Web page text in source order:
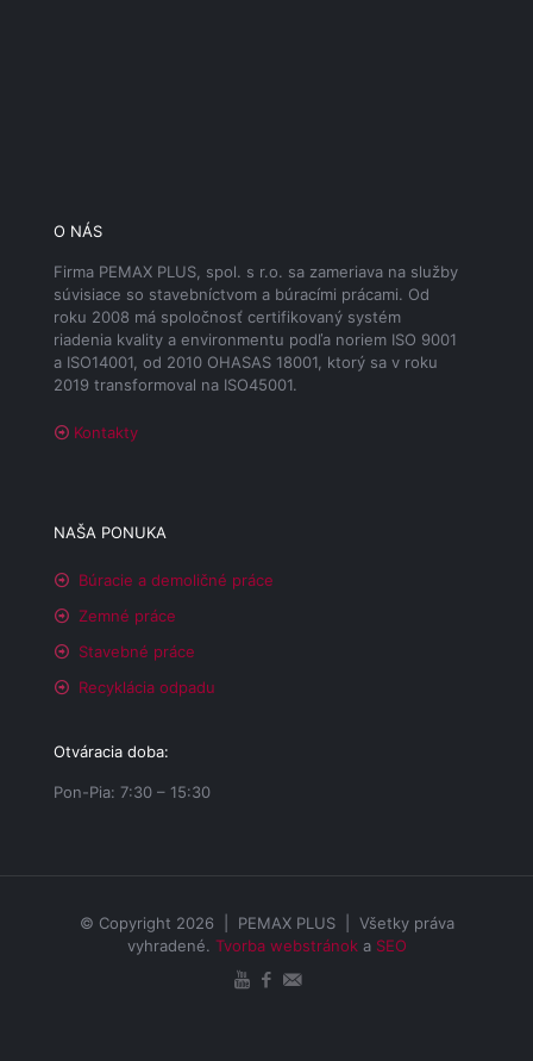
O NÁS
Firma PEMAX PLUS, spol. s r.o. sa zameriava na služby
súvisiace so stavebníctvom a búracími prácami. Od
roku 2008 má spoločnosť certifikovaný systém
riadenia kvality a environmentu podľa noriem ISO 9001
a ISO14001, od 2010 OHASAS 18001, ktorý sa v roku
2019 transformoval na ISO45001.
Kontakty
NAŠA PONUKA
Búracie a demoličné práce
Zemné práce
Stavebné práce
Recyklácia odpadu
Otváracia doba:
Pon-Pia: 7:30 – 15:30
© Copyright 2026 | PEMAX PLUS | Všetky práva
vyhradené. Tvorba webstránok a SEO